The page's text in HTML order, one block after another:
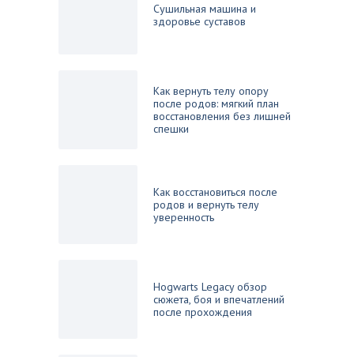
Сушильная машина и
здоровье суставов
Как вернуть телу опору
после родов: мягкий план
восстановления без лишней
спешки
Как восстановиться после
родов и вернуть телу
уверенность
Hogwarts Legacy обзор
сюжета, боя и впечатлений
после прохождения